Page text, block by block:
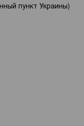
пункт Украины)